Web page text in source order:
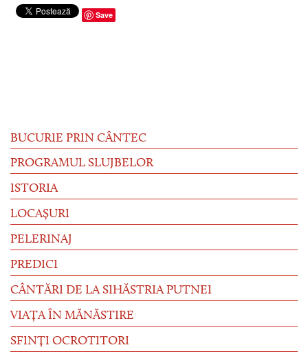
Save
BUCURIE PRIN CÂNTEC
PROGRAMUL SLUJBELOR
ISTORIA
LOCAȘURI
PELERINAJ
PREDICI
CÂNTĂRI DE LA SIHĂSTRIA PUTNEI
VIAȚA ÎN MĂNĂSTIRE
SFINȚI OCROTITORI